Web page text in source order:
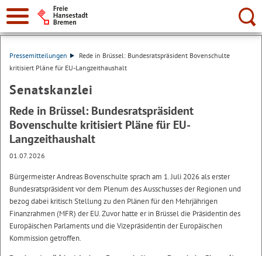
Suche:
Pressemitteilungen
Rede in Brüssel: Bundesratspräsident Bovenschulte
kritisiert Pläne für EU-Langzeithaushalt
Senatskanzlei
Rede in Brüssel: Bundesratspräsident
Bovenschulte kritisiert Pläne für EU-
Langzeithaushalt
01.07.2026
Bürgermeister Andreas Bovenschulte sprach am 1. Juli 2026 als erster
Bundesratspräsident vor dem Plenum des Ausschusses der Regionen und
bezog dabei kritisch Stellung zu den Plänen für den Mehrjährigen
Finanzrahmen (MFR) der EU. Zuvor hatte er in Brüssel die Präsidentin des
Europäischen Parlaments und die Vizepräsidentin der Europäischen
Kommission getroffen.